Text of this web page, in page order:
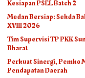
Kesiapan PSEL Batch 2
Medan Bersiap: Sekda
XVIII 2026
Tim Supervisi TP PKK
Bharat
Perkuat Sinergi, Pemko
Pendapatan Daerah